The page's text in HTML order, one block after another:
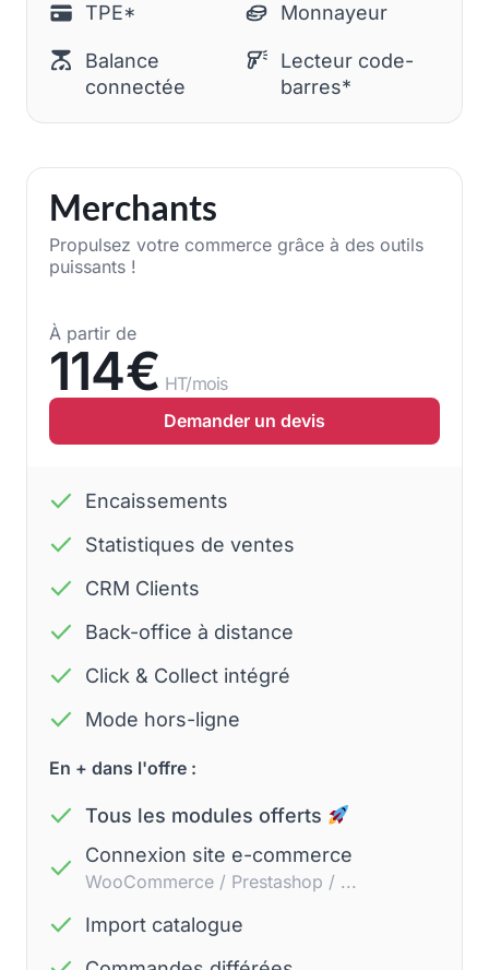
TPE* Monnayeur
Balance
connectée
Lecteur code-
barres*
Merchants
Propulsez votre commerce grâce à des outils
puissants !
À partir de
114€ HT/mois
Demander un devis
Encaissements
Statistiques de ventes
CRM Clients
Back-office à distance
Click & Collect intégré
Mode hors-ligne
En + dans l'offre :
Tous les modules offerts
Connexion site e-commerce
WooCommerce / Prestashop / ...
Import catalogue